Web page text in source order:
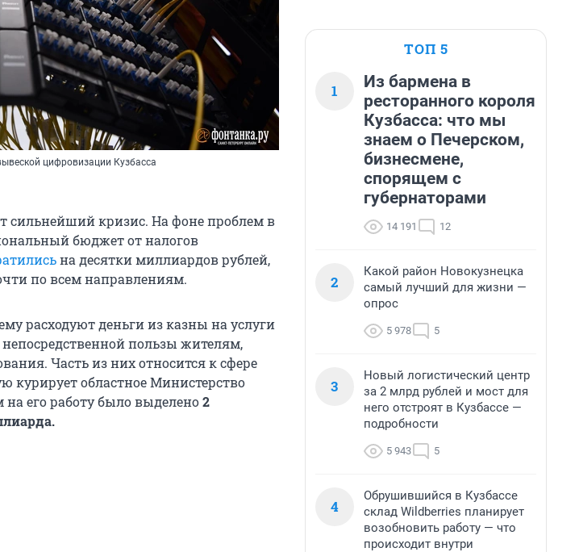
цифровизации Кузбасса
сильнейший кризис. На фоне проблем в
бюджет от налогов
на десятки миллиардов рублей,
по всем направлениям.
расходуют деньги из казны на услуги
пользы жителям,
Часть из них относится к сфере
курирует областное Министерство
его работу было выделено2
ТОП 5
1
Из бармена в
ресторанного короля
Кузбасса: что мы
знаем о Печерском,
бизнесмене,
спорящем с
губернаторами
14 191 12
2
Какой район Новокузнецка
самый лучший для жизни —
опрос
5 978 5
3
Новый логистический центр
за 2 млрд рублей и мост для
него отстроят в Кузбассе —
подробности
5 943 5
4
Обрушившийся в Кузбассе
склад Wildberries планирует
возобновить работу — что
происходит внутри